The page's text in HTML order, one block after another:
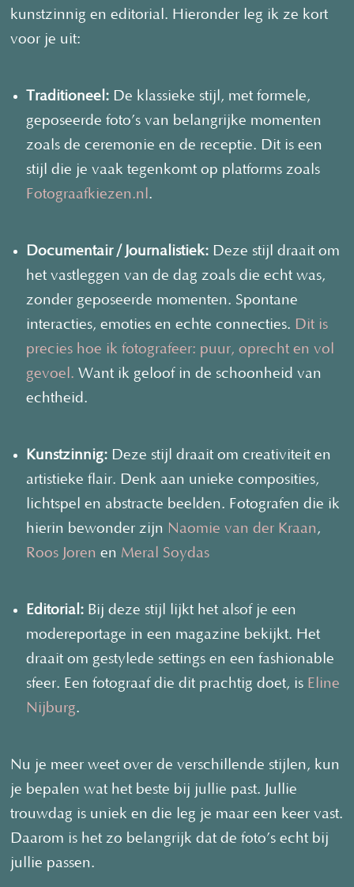
kunstzinnig en editorial. Hieronder leg ik ze kort
voor je uit:
Traditioneel: De klassieke stijl, met formele,
geposeerde foto’s van belangrijke momenten
zoals de ceremonie en de receptie. Dit is een
stijl die je vaak tegenkomt op platforms zoals
Fotograafkiezen.nl .
Documentair / Journalistiek: Deze stijl draait om
het vastleggen van de dag zoals die echt was,
zonder geposeerde momenten. Spontane
interacties, emoties en echte connecties. Dit is
precies hoe ik fotografeer: puur, oprecht en vol
gevoel. Want ik geloof in de schoonheid van
echtheid.
Kunstzinnig: Deze stijl draait om creativiteit en
artistieke flair. Denk aan unieke composities,
lichtspel en abstracte beelden. Fotografen die ik
hierin bewonder zijn Naomie van der Kraan,
Roos Joren en Meral Soydas
Editorial: Bij deze stijl lijkt het alsof je een
modereportage in een magazine bekijkt. Het
draait om gestylede settings en een fashionable
sfeer. Een fotograaf die dit prachtig doet, is Eline
Nijburg.
Nu je meer weet over de verschillende stijlen, kun
je bepalen wat het beste bij jullie past. Jullie
trouwdag is uniek en die leg je maar een keer vast.
Daarom is het zo belangrijk dat de foto’s echt bij
jullie passen.